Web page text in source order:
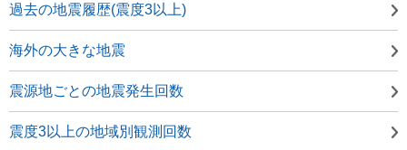
過去の地震履歴(震度3以上)
海外の大きな地震
震源地ごとの地震発生回数
震度3以上の地域別観測回数